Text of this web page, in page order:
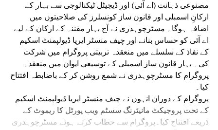
مصنوعی ذہانت (اے آئی) اور ڈیجیٹل ٹیکنالوجی سے بہار کے
ارکانِ اسمبلی اور قانون ساز کونسلرز کی صلاحیتوں میں
اضافہ ہوگا۔ مسٹرچوہدری نے آج بہار مقننہ کے ارکان کے لیے
اے آئی کو حساس بنانے اور چیف منسٹر ایریا ڈیولپمنٹ اسکیم
کے نفاذ کے سلسلے میں منعقدہ تربیتی پروگرام میں شرکت
کی۔ بہار قانون ساز اسمبلی کے توسیعی ایوان میں منعقدہ
پروگرام کا مسٹرچوہدری نے شمع روشن کر کے باضابطہ افتتاح
کیا۔
پروگرام کے دوران انہوں نے چیف منسٹر ایریا ڈیولپمنٹ اسکیم
کے تحت پروجیکٹ مانیٹرنگ سسٹم ویب پورٹل کا ریموٹ کے
ذریعے افتتاح کیا۔پروگرام سے خطاب کرتے ہوئے مسٹرچوہدری